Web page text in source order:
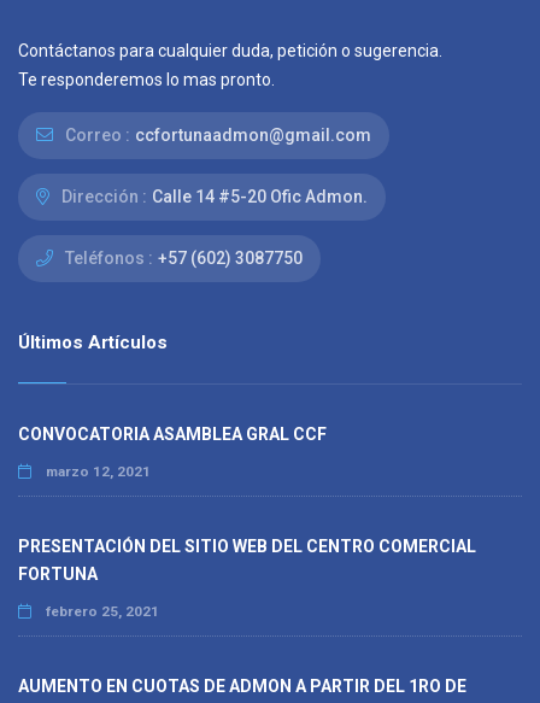
Contáctanos para cualquier duda, petición o sugerencia.
Te responderemos lo mas pronto.
Correo : ccfortunaadmon@gmail.com
Dirección : Calle 14 #5-20 Ofic Admon.
Teléfonos : +57 (602) 3087750
Últimos Artículos
CONVOCATORIA ASAMBLEA GRAL CCF
marzo 12, 2021
PRESENTACIÓN DEL SITIO WEB DEL CENTRO COMERCIAL
FORTUNA
febrero 25, 2021
AUMENTO EN CUOTAS DE ADMON A PARTIR DEL 1RO DE